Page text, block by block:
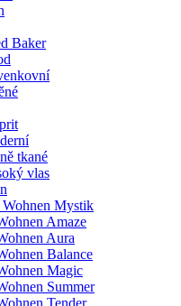
Baker
tkané
vlas
Wohnen Mystik
Amaze
Aura
Balance
Magic
Summer
Tender